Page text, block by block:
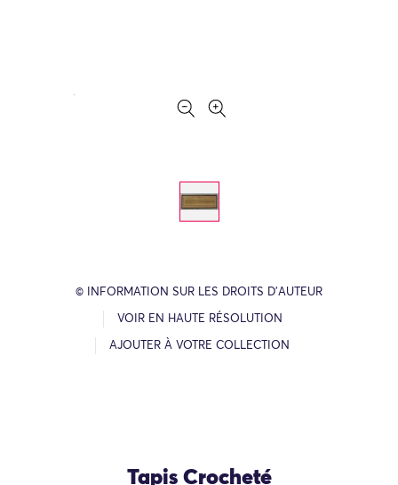
© INFORMATION SUR LES DROITS D’AUTEUR
VOIR EN HAUTE RÉSOLUTION
AJOUTER À VOTRE COLLECTION
Tapis Crocheté